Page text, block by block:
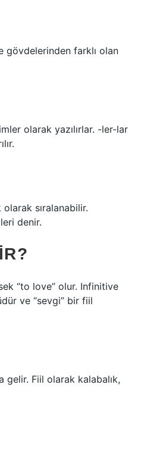
gövdelerinden farklı olan
olarak yazılırlar. -ler-lar
sıralanabilir.
denir.
“to love” olur. Infinitive
ve “sevgi” bir fiil
gelir. Fiil olarak kalabalık,